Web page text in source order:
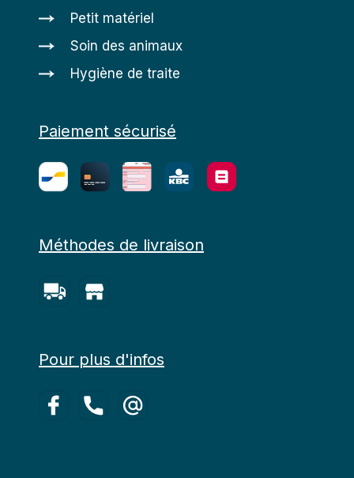
Petit matériel
Soin des animaux
Hygiène de traite
Paiement sécurisé
Méthodes de livraison
Pour plus d'infos